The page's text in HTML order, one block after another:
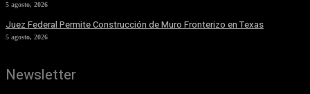
5 agosto, 2026
Juez Federal Permite Construcción de Muro Fronterizo en Texas
5 agosto, 2026
Newsletter